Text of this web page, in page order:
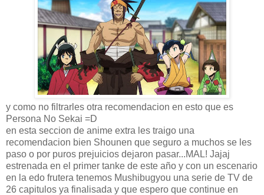
y como no filtrarles otra recomendacion en esto que es
Persona No Sekai =D
en esta seccion de anime extra les traigo una
recomendacion bien Shounen que seguro a muchos se les
paso o por puros prejuicios dejaron pasar...MAL! Jajaj
estrenada en el primer tanke de este año y con un escenario
en la edo frutera tenemos Mushibugyou una serie de TV de
26 capitulos ya finalisada y que espero que continue en